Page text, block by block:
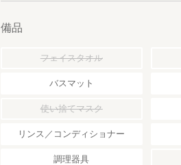
備品
フェイスタオル
バスマット
使い捨てマスク
リンス／コンディショナー
調理器具